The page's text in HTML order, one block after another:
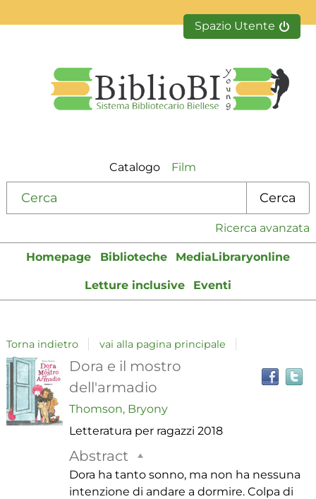
Spazio Utente
Catalogo
Film
Cerca
Ricerca avanzata
Homepage Biblioteche MediaLibraryonline
Letture inclusive Eventi
Torna indietro vai alla pagina principale
Dettaglio
del
documento
Dora e il mostro
dell'armadio
Thomson, Bryony
Letteratura per ragazzi 2018
Abstract
Dora ha tanto sonno, ma non ha nessuna
intenzione di andare a dormire. Colpa di